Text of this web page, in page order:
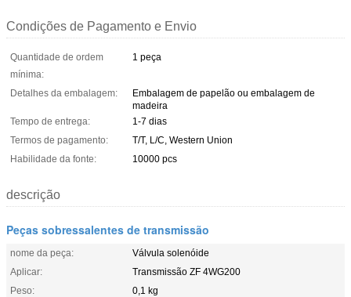
Condições de Pagamento e Envio
Quantidade de ordem
mínima:
1 peça
Detalhes da embalagem:
Embalagem de papelão ou embalagem de
madeira
Tempo de entrega:
1-7 dias
Termos de pagamento:
T/T, L/C, Western Union
Habilidade da fonte:
10000 pcs
descrição
Peças sobressalentes de transmissão
nome da peça:
Válvula solenóide
Aplicar:
Transmissão ZF 4WG200
Peso:
0,1 kg